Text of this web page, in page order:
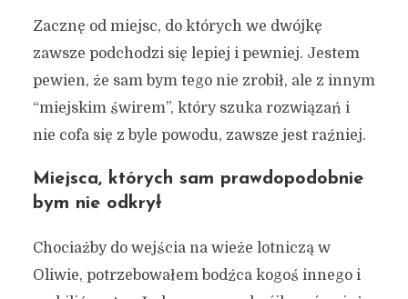
Zacznę od miejsc, do których we dwójkę
zawsze podchodzi się lepiej i pewniej. Jestem
pewien, że sam bym tego nie zrobił, ale z innym
“miejskim świrem”, który szuka rozwiązań i
nie cofa się z byle powodu, zawsze jest raźniej.
Miejsca, których sam prawdopodobnie
bym nie odkrył
Chociażby do wejścia na wieże lotniczą w
Oliwie, potrzebowałem bodźca kogoś innego i